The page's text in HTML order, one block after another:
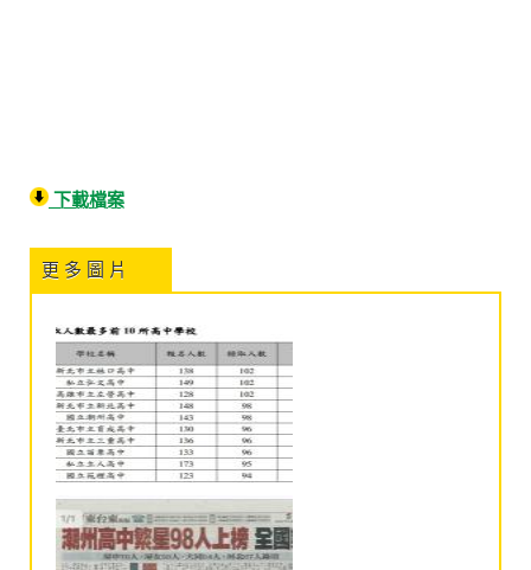
下載檔案
更 多 圖 片